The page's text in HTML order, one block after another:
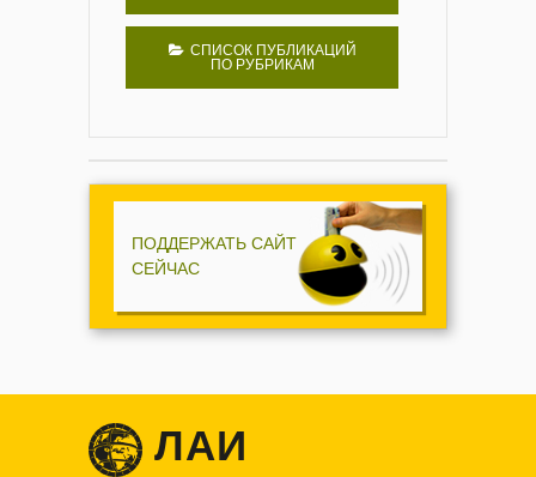
СПИСОК ПУБЛИКАЦИЙ
ПО РУБРИКАМ
ПОДДЕРЖАТЬ САЙТ
СЕЙЧАС
ЛАИ